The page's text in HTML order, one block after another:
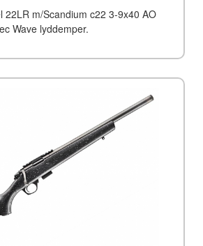
22LR m/Scandium c22 3-9x40 AO
Wave lyddemper.